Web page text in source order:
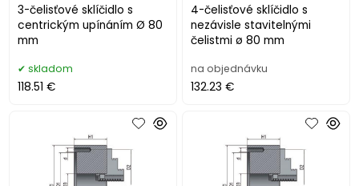
3-čelisťové sklíčidlo s
centrickým upínáním Ø 80
mm
skladom
118.51 €
4-čelisťové sklíčidlo s
nezávisle stavitelnými
čelistmi ø 80 mm
na objednávku
132.23 €